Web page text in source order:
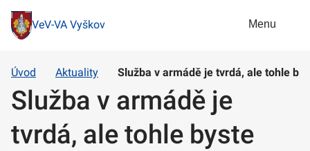
VeV-VA Vyškov Menu
Úvod Aktuality Služba v armádě je tvrdá, ale tohle
Služba v armádě je
tvrdá, ale tohle byste